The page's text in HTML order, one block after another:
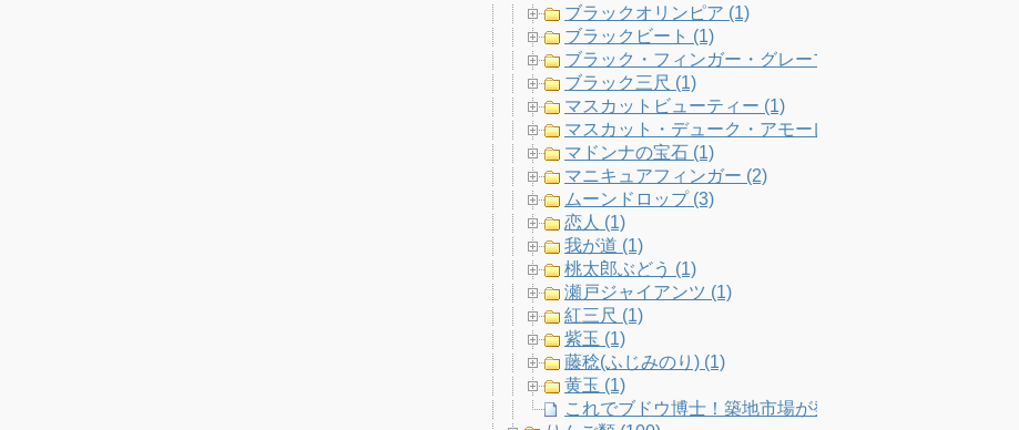
ブラックオリンピア (1)
ブラックビート (1)
ブラック・フィンガー・グレープ (1)
ブラック三尺 (1)
マスカットビューティー (1)
マスカット・デューク・アモーレ (1)
マドンナの宝石 (1)
マニキュアフィンガー (2)
ムーンドロップ (3)
恋人 (1)
我が道 (1)
桃太郎ぶどう (1)
瀬戸ジャイアンツ (1)
紅三尺 (1)
紫玉 (1)
藤稔(ふじみのり) (1)
黄玉 (1)
これでブドウ博士！築地市場が発表した「葡萄の家系図